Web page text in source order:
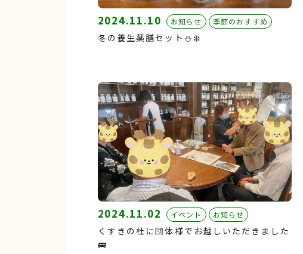
2024.11.10 お知らせ 季節のおすすめ
冬の養生薬膳セット⛄️❄️
2024.11.02 イベント お知らせ
くすきの杜に団体様でお越しいただきました
🚌